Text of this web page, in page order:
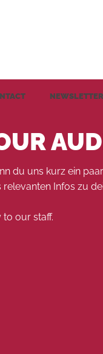
NEWSLETTER
du uns kurz ein
Infos zu
our staff.